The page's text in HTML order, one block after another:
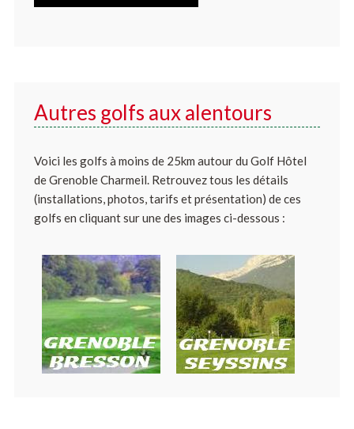
Autres golfs aux alentours
Voici les golfs à moins de 25km autour du Golf Hôtel
de Grenoble Charmeil. Retrouvez tous les détails
(installations, photos, tarifs et présentation) de ces
golfs en cliquant sur une des images ci-dessous :